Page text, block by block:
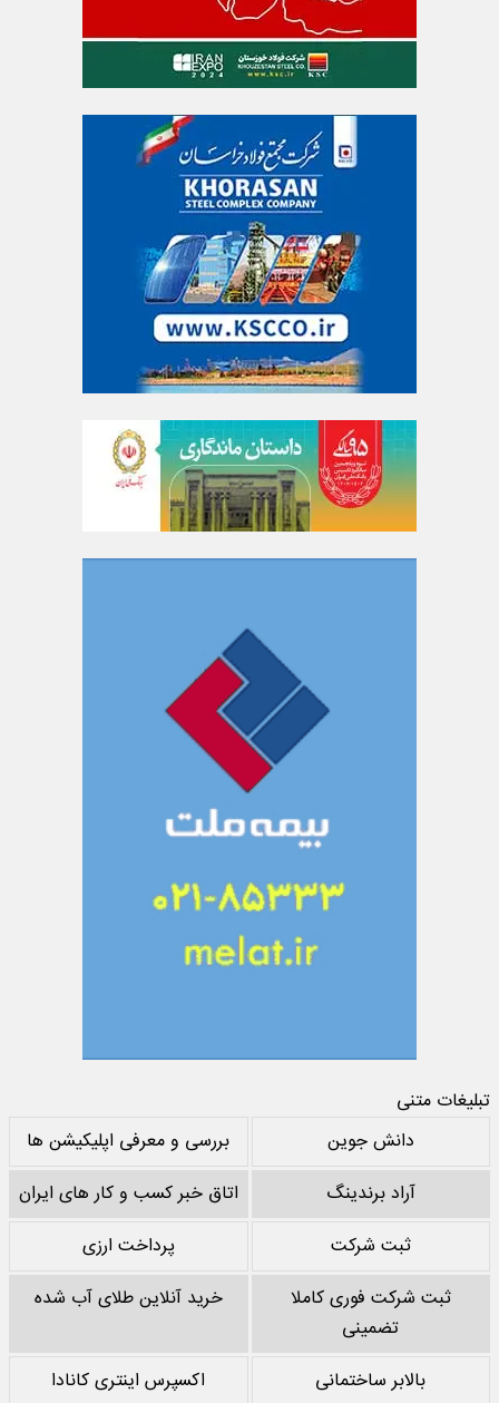
تبلیغات متنی
دانش جوین
بررسی و معرفی اپلیکیشن ها
آراد برندینگ
اتاق خبر کسب و کار های ایران
ثبت شرکت
پرداخت ارزی
ثبت شرکت فوری کاملا
تضمینی
خرید آنلاین طلای آب شده
بالابر ساختمانی اکسپرس اینتری کانادا